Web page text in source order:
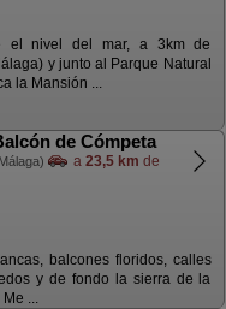
el nivel del mar, a 3km de
y junto al Parque Natural
la Mansión ...
de Cómpeta
a 23,5 km de
balcones floridos, calles
y de fondo la sierra de la
...